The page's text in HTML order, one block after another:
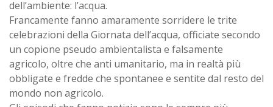
dell’ambiente: l’acqua.
Francamente fanno amaramente sorridere le trite
celebrazioni della Giornata dell’acqua, officiate secondo
un copione pseudo ambientalista e falsamente
agricolo, oltre che anti umanitario, ma in realtà più
obbligate e fredde che spontanee e sentite dal resto del
mondo non agricolo.